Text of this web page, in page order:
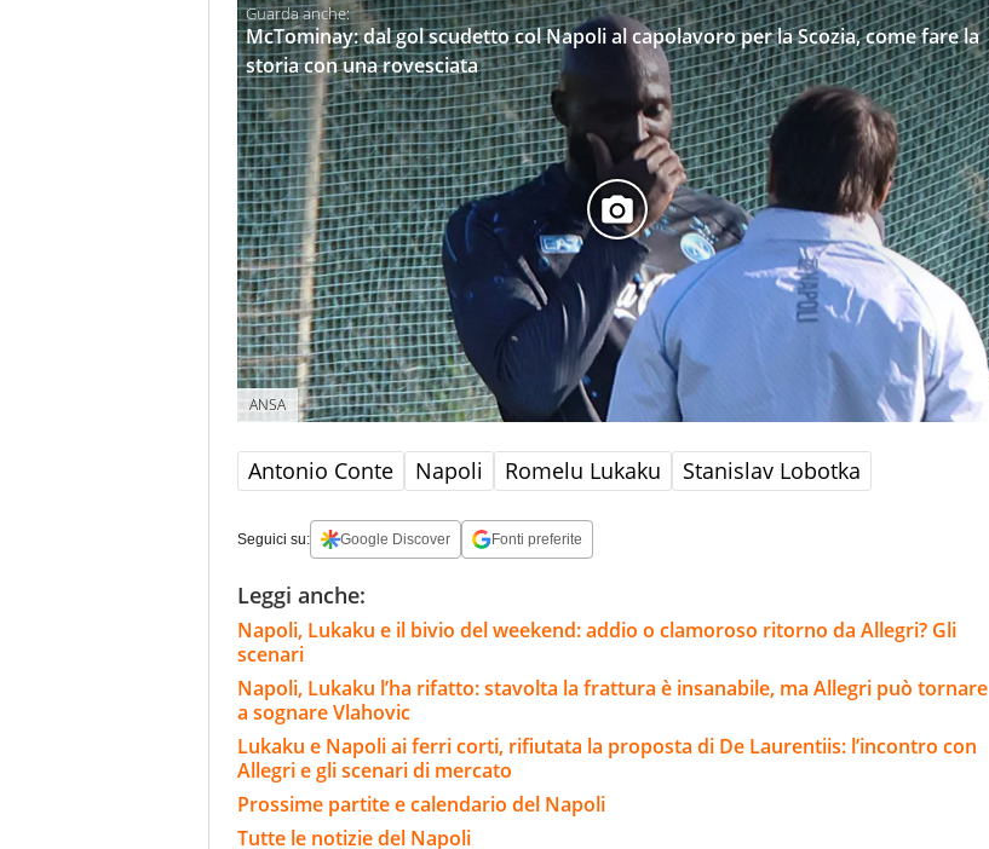
McTominay: dal gol scudetto col Napoli al capolavoro per la Scozia, come fare la
storia con una rovesciata
ANSA
Antonio Conte Napoli Romelu Lukaku Stanislav Lobotka
Seguici su: Google Discover Fonti preferite
Leggi anche:
Napoli, Lukaku e il bivio del weekend: addio o clamoroso ritorno da Allegri? Gli
scenari
Napoli, Lukaku l’ha rifatto: stavolta la frattura è insanabile, ma Allegri può tornare
a sognare Vlahovic
Lukaku e Napoli ai ferri corti, rifiutata la proposta di De Laurentiis: l’incontro con
Allegri e gli scenari di mercato
Prossime partite e calendario del Napoli
Tutte le notizie del Napoli